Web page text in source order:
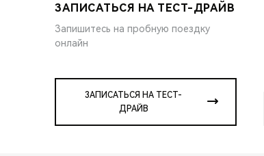
ЗАПИСАТЬСЯ НА ТЕСТ-ДРАЙВ
Запишитесь на пробную поездку
онлайн
ЗАПИСАТЬСЯ НА ТЕСТ-
ДРАЙВ